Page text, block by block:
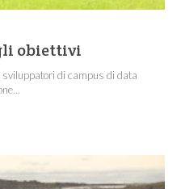
obiettivi
sviluppatori di campus di data